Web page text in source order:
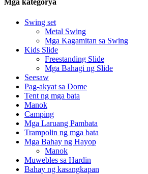
Mga kategorya
Swing set
Metal Swing
Mga Kagamitan sa Swing
Kids Slide
Freestanding Slide
Mga Bahagi ng Slide
Seesaw
Pag-akyat sa Dome
Tent ng mga bata
Manok
Camping
Mga Laruang Pambata
Trampolin ng mga bata
Mga Bahay ng Hayop
Manok
Muwebles sa Hardin
Bahay ng kasangkapan